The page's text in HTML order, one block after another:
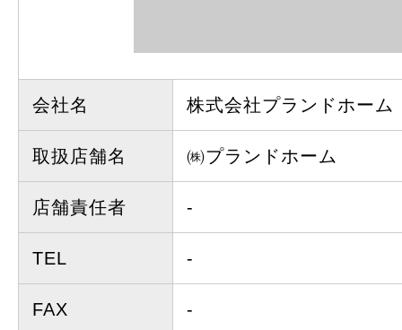
会社名 株式会社プランドホーム
取扱店舗名 ㈱プランドホーム
店舗責任者 -
TEL -
FAX -